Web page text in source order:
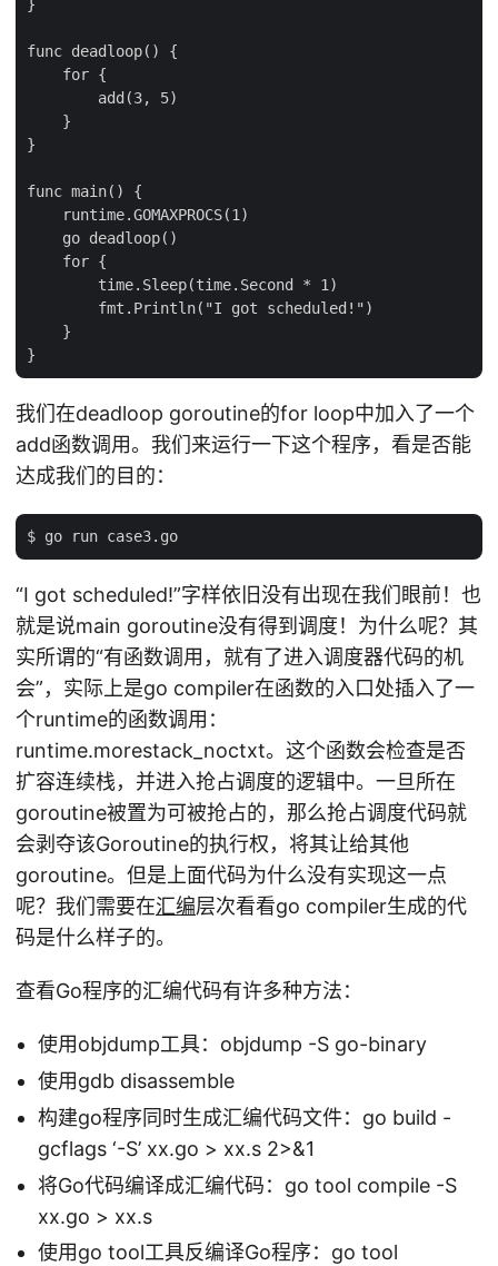
}
func deadloop() {
    for {
        add(3, 5)
    }
}
func main() {
    runtime.GOMAXPROCS(1)
    go deadloop()
    for {
        time.Sleep(time.Second * 1)
        fmt.Println("I got scheduled!")
    }
我们在deadloop goroutine的for loop中加入了一个
add函数调用。我们来运行一下这个程序，看是否能
达成我们的目的：
“I got scheduled!”字样依旧没有出现在我们眼前！也
就是说main goroutine没有得到调度！为什么呢？其
实所谓的“有函数调用，就有了进入调度器代码的机
会”，实际上是go compiler在函数的入口处插入了一
个runtime的函数调用：
runtime.morestack_noctxt。这个函数会检查是否
扩容连续栈，并进入抢占调度的逻辑中。一旦所在
goroutine被置为可被抢占的，那么抢占调度代码就
会剥夺该Goroutine的执行权，将其让给其他
goroutine。但是上面代码为什么没有实现这一点
呢？我们需要在汇编层次看看go compiler生成的代
码是什么样子的。
查看Go程序的汇编代码有许多种方法：
使用objdump工具：objdump -S go-binary
使用gdb disassemble
构建go程序同时生成汇编代码文件：go build -
gcflags ‘-S’ xx.go > xx.s 2>&1
将Go代码编译成汇编代码：go tool compile -S
xx.go > xx.s
使用go tool工具反编译Go程序：go tool